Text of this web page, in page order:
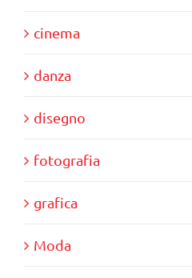
cinema
danza
disegno
fotografia
grafica
Moda